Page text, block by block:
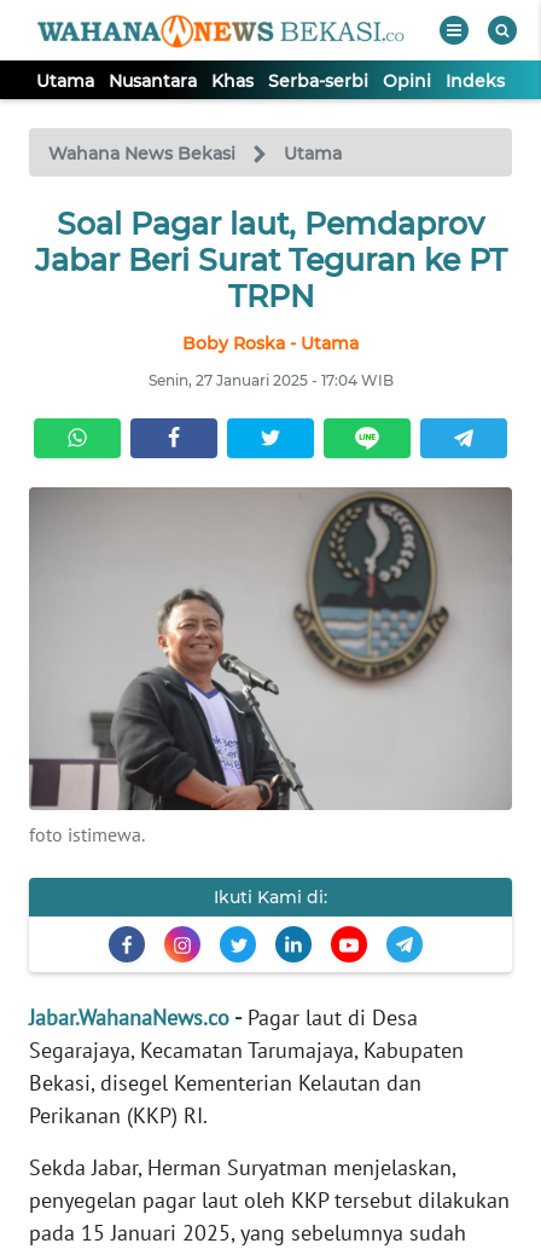
Utama Nusantara Khas Serba-serbi Opini Indeks
Wahana News Bekasi Utama
Soal Pagar laut, Pemdaprov
Jabar Beri Surat Teguran ke PT
TRPN
Boby Roska - Utama
Senin, 27 Januari 2025 - 17:04 WIB
foto istimewa.
Ikuti Kami di:
Jabar.WahanaNews.co -Pagar laut di Desa
Segarajaya, Kecamatan Tarumajaya, Kabupaten
Bekasi, disegel Kementerian Kelautan dan
Perikanan (KKP) RI.
Sekda Jabar, Herman Suryatman menjelaskan,
penyegelan pagar laut oleh KKP tersebut dilakukan
pada 15 Januari 2025, yang sebelumnya sudah
TV
Tutup
UTAMA
SERBA-
SERBI
KONTAK
INFO
IKLAN
MEDIA
SIBER
REDAKSI
KARIR
DISCLAIMER